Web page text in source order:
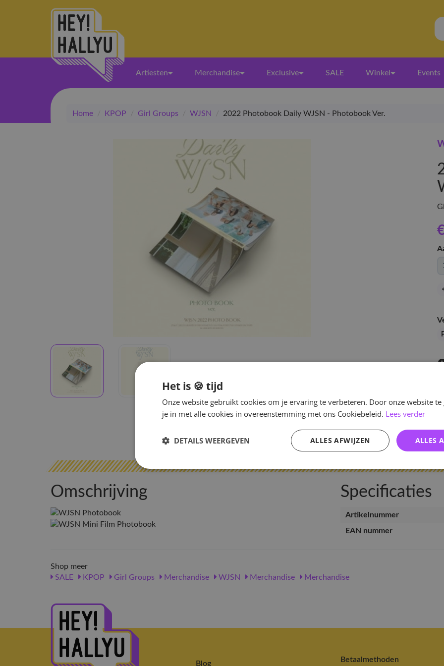
Artiesten Merchandise Exclusive SALE Winkel Events
Home / KPOP / Girl Groups / WJSN / 2022 Photobook Daily WJSN - Photobook Ver.
Omschrijving Specificaties
Artikelnummer
EAN nummer
Shop meer
SALE
KPOP Girl Groups Merchandise WJSN Merchandise Merchandise
Blog Betaalmethoden
Het is 🍪 tijd
Onze website gebruikt cookies om je ervaring te verbeteren. Door onze website
je in met alle cookies in overeenstemming met ons Cookiebeleid. Lees verder
ALLES
ALLES AFWIJZEN
DETAILS WEERGEVEN